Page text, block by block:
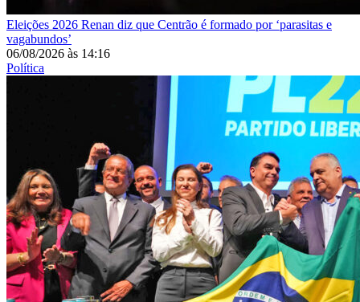
Eleições 2026 Renan diz que Centrão é formado por ‘parasitas e
vagabundos’
06/08/2026 às 14:16
Política